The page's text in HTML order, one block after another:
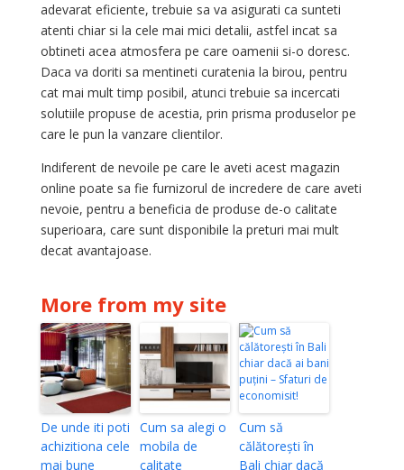
adevarat eficiente, trebuie sa va asigurati ca sunteti
atenti chiar si la cele mai mici detalii, astfel incat sa
obtineti acea atmosfera pe care oamenii si-o doresc.
Daca va doriti sa mentineti curatenia la birou, pentru
cat mai mult timp posibil, atunci trebuie sa incercati
solutiile propuse de acestia, prin prisma produselor pe
care le pun la vanzare clientilor.
Indiferent de nevoile pe care le aveti acest magazin
online poate sa fie furnizorul de incredere de care aveti
nevoie, pentru a beneficia de produse de-o calitate
superioara, care sunt disponibile la preturi mai mult
decat avantajoase.
More from my site
De unde iti poti
achizitiona cele
mai bune
Cum sa alegi o
mobila de
calitate
Cum să
călătorești în
Bali chiar dacă